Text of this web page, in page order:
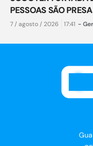
PESSOAS SÃO
7 / agosto / 2026 17:41 -